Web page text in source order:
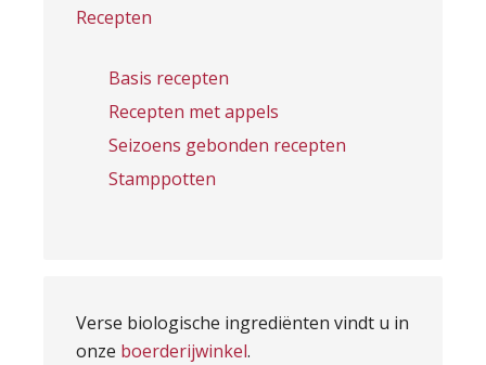
Recepten
Basis recepten
Recepten met appels
Seizoens gebonden recepten
Stamppotten
Verse biologische ingrediënten vindt u in
onze boerderijwinkel.